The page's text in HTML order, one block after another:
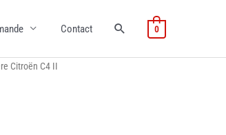
Contact 0
Citroën C4 II